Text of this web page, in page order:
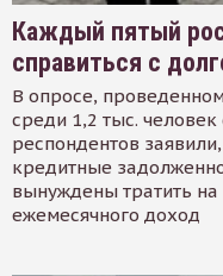
Каждый пятый
справиться с
В опросе,
среди 1,2 тыс.
респондентов
кредитные
вынуждены тратить
ежемесячного доход